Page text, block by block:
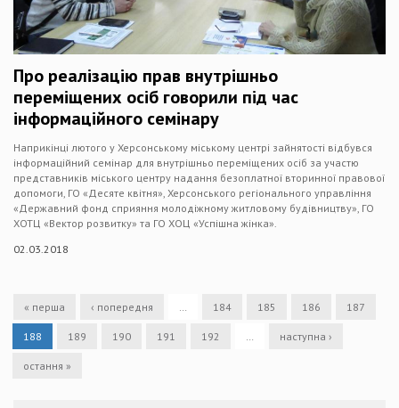
Про реалізацію прав внутрішньо
переміщених осіб говорили під час
інформаційного семінару
Наприкінці лютого у Херсонському міському центрі зайнятості відбувся
інформаційний семінар для внутрішньо переміщених осіб за участю
представників міського центру надання безоплатної вторинної правової
допомоги, ГО «Десяте квітня», Херсонського регіонального управління
«Державний фонд сприяння молодіжному житловому будівництву», ГО
ХОТЦ «Вектор розвитку» та ГО ХОЦ «Успішна жінка».
02.03.2018
« перша ‹ попередня 184 185 186 187
188 189 190 191 192 наступна ›
остання »